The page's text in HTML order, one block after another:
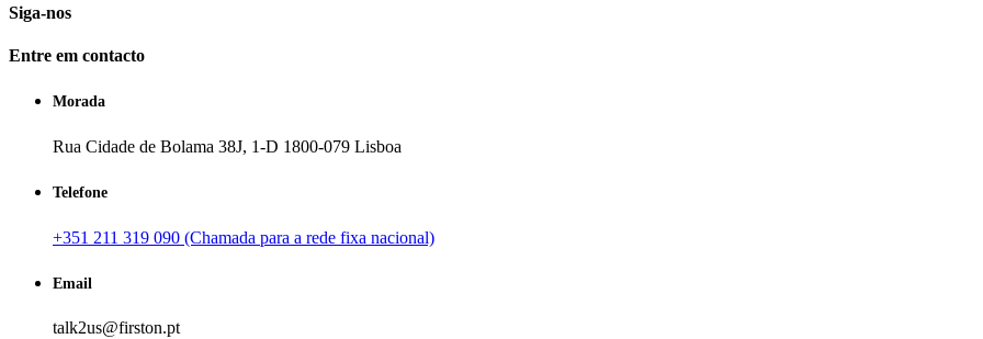
Siga-nos
Entre em contacto
Morada
Rua Cidade de Bolama 38J, 1-D 1800-079 Lisboa
Telefone
+351 211 319 090 (Chamada para a rede fixa nacional)
Email
talk2us@firston.pt